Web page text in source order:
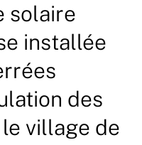
solaire
installée
des
village de